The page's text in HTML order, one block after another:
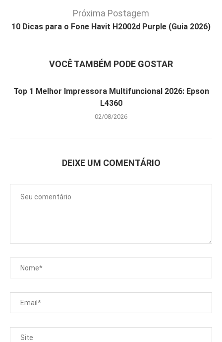
Próxima Postagem
10 Dicas para o Fone Havit H2002d Purple (Guia 2026)
VOCÊ TAMBÉM PODE GOSTAR
Top 1 Melhor Impressora Multifuncional 2026: Epson
L4360
02/08/2026
DEIXE UM COMENTÁRIO